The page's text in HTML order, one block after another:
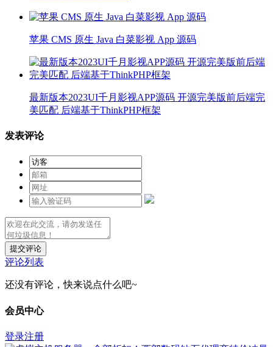
苹果 CMS 原生 Java 白菜影视 App 源码
最新版本2023UI千月影视APP源码 开源完美版前后端完
美匹配 后端基于ThinkPHP框架
发表评论
提交评论
评论列表
还没有评论，快来说点什么吧~
会员中心
登录注册